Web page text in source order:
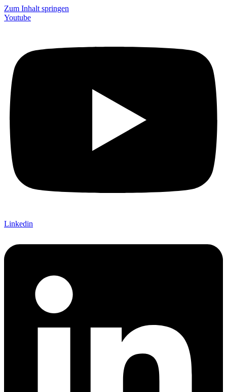
Zum Inhalt springen
Youtube
Linkedin